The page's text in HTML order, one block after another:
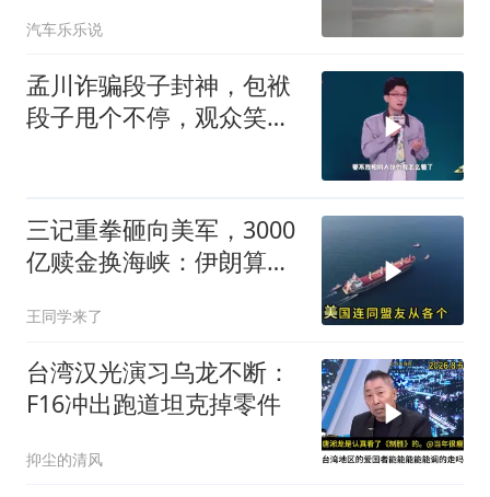
耗你
汽车乐乐说
孟川诈骗段子封神，包袱
段子甩个不停，观众笑到
三记重拳砸向美军，3000
亿赎金换海峡：伊朗算准
王同学来了
台湾汉光演习乌龙不断：
F16冲出跑道坦克掉零件
抑尘的清风